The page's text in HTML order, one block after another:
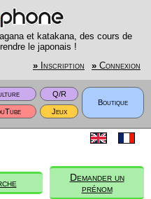
et katakana, des cours de
le japonais !
» Inscription » Connexion
Q/R
Boutique
Jeux
Demander un
prénom